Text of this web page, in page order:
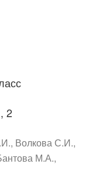
2
Волкова С.И.,
М.А.,